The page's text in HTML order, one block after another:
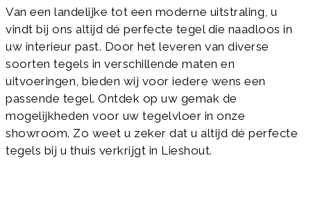
Van een landelijke tot een moderne uitstraling, u
vindt bij ons altijd dé perfecte tegel die naadloos in
uw interieur past. Door het leveren van diverse
soorten tegels in verschillende maten en
uitvoeringen, bieden wij voor iedere wens een
passende tegel. Ontdek op uw gemak de
mogelijkheden voor uw tegelvloer in onze
showroom. Zo weet u zeker dat u altijd dé perfecte
tegels bij u thuis verkrijgt in Lieshout.